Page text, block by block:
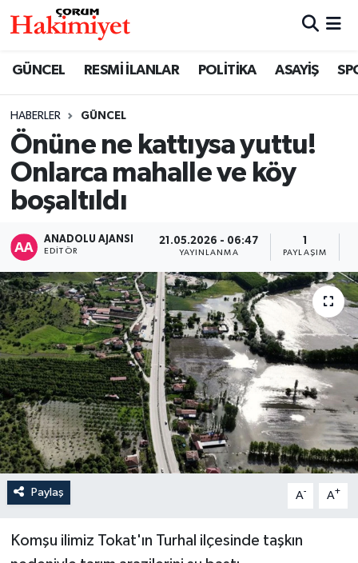
GÜNCEL RESMİ İLANLAR POLİTİKA ASAYİŞ
HABERLER GÜNCEL
Önüne ne kattıysa yuttu!
Onlarca mahalle ve köy
boşaltıldı
ANADOLU AJANSI
EDITÖR
21.05.2026 - 06:47
YAYINLANMA PAYLAŞIM
Paylaş A- A+
Komşu ilimiz Tokat'ın Turhal ilçesinde taşkın
SAĞLIK
ASAYİŞ
AKTÜEL
EĞİTİM
İLÇELER
OTOPARK
TEKNOLOJİ
Nöbetçi Eczaneler
Çorum Namaz Vakitleri
Trafik Durumu
Son Dakika Haberleri
Haber Arşivi